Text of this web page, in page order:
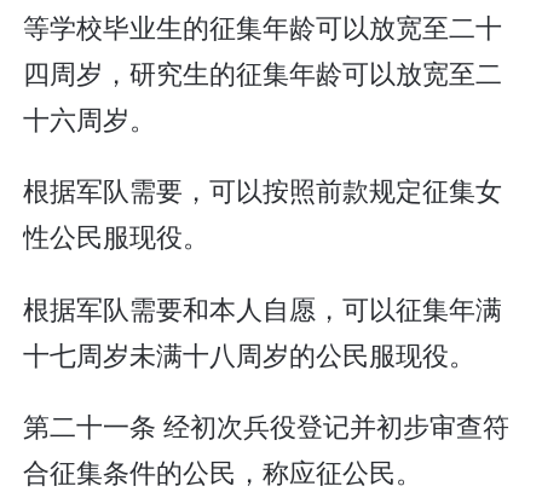
等学校毕业生的征集年龄可以放宽至二十
四周岁，研究生的征集年龄可以放宽至二
十六周岁。
根据军队需要，可以按照前款规定征集女
性公民服现役。
根据军队需要和本人自愿，可以征集年满
十七周岁未满十八周岁的公民服现役。
第二十一条 经初次兵役登记并初步审查符
合征集条件的公民，称应征公民。